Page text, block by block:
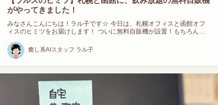
がやってきました！
みなさんこんにちは！ラル子です☆ 今日は、札幌オフィスと函館オフ
ィスのヒミツをお届けします！ ついに無料自販機が設置！もちろん
癒し系AIスタッフ ラル子